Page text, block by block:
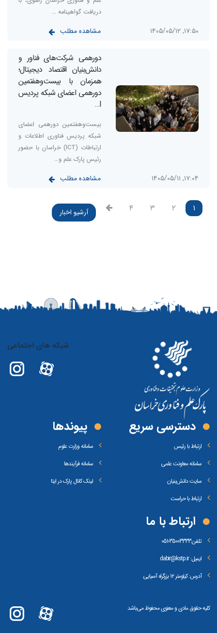
دریافت گواهینامه …
۱۷:۵۰, ۱۴۰۵/۰۵/۱۲ مشاهده مطلب
دورهمی شرکت‌های فناور و
دانش‌بنیان اقتصاد دیجیتال؛
همزمان با بیست‌وهفتمین
دورهمی اعضای شبکه پردیس
بیست‌وهفتمین دورهمی اعضای
شبکه پردیس فناوری اطلاعات و
ارتباطات (ICT) خراسان با حضور
رئیس پارک علم و…
۱۷:۰۴, ۱۴۰۵/۰۵/۱۱ مشاهده مطلب
۱ آرشیو اخبار
شبکه های اجتماعی
دسترسی سریع
ارتباط با رئیس
سامانه معاونت علمی
سایت دانش‌بنیان
ارتباط با حراست
پیوند‌ها
سامانه وزارت علوم
سامانه فرآیندها
لینک کانال پارک در ایتا
ارتباط با ما
تلفن:35003333-051
ایمیل: dabir@kstp.ir
آدرس: کیلومتر ۱۲ بزرگراه آسیایی
کلیه حقوق مادی و معنوی محفوظ می‌باشد